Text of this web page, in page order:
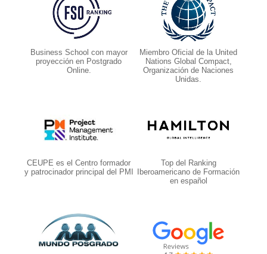
Business School con mayor
proyección en Postgrado
Online.
Miembro Oficial de la United
Nations Global Compact,
Organización de Naciones
Unidas.
CEUPE es el Centro formador
y patrocinador principal del PMI
Top del Ranking
Iberoamericano de Formación
en español